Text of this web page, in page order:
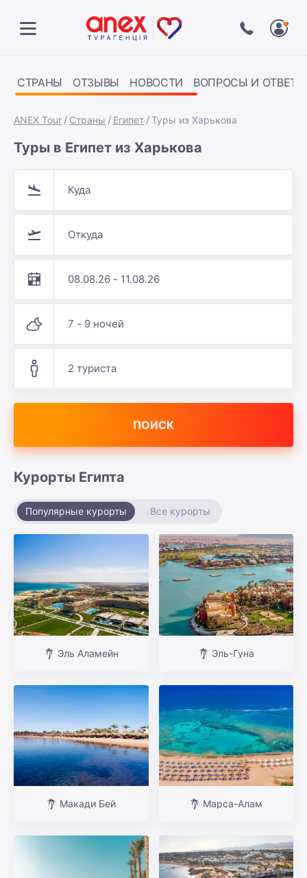
СТРАНЫ ОТЗЫВЫ НОВОСТИ ВОПРОСЫ И ОТВЕТЫ
ANEX Tour Страны Египет Туры из Харькова
Туры в Египет из Харькова
Куда
Откуда
08.08.26 - 11.08.26
7 - 9 ночей
2 туриста
ПОИСК
Курорты Египта
Популярные курорты Все курорты
Эль Аламейн Эль-Гуна
Макади Бей Марса-Алам